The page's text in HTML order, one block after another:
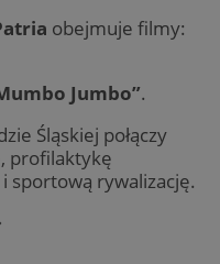
obejmuje filmy:
Jumbo”.
Śląskiej połączy
profilaktykę
sportową rywalizację.